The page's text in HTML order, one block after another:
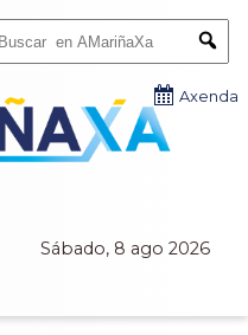
Sábado, 8 ago 2026
Axenda